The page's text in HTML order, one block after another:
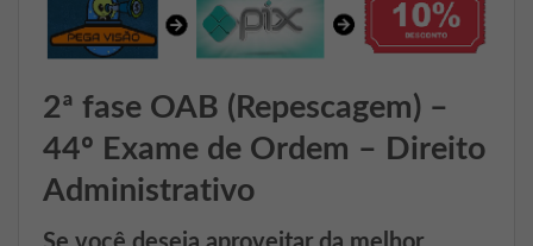
2ª fase OAB (Repescagem) –
44º Exame de Ordem – Direito
Administrativo